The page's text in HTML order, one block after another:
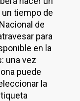
tiempo de
de
para
en la
una vez
puede
la